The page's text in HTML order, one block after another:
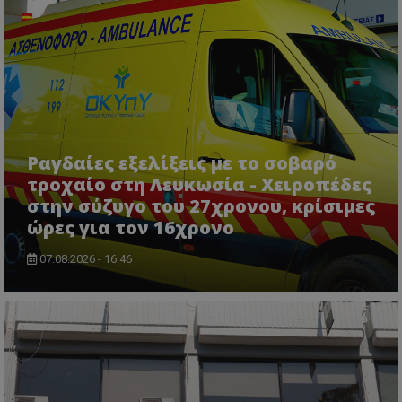
Ραγδαίες εξελίξεις με το σοβαρό
τροχαίο στη Λευκωσία - Χειροπέδες
στην σύζυγο του 27χρονου, κρίσιμες
ώρες για τον 16χρονο
07.08.2026 - 16:46
σύνδεση χρήστη και τη διαχείριση λογαριασμού.
Ο ιστότοπος δεν μπορεί να χρησιμοποιηθεί σωστά
χωρίς τα απολύτως απαραίτητα cookies.
Ονοματεπώνυμο
Προμηθευτής/
Πεδίο
usprivacy
.lifenewscy.tothemaonline.com
ASP.NET_SessionId